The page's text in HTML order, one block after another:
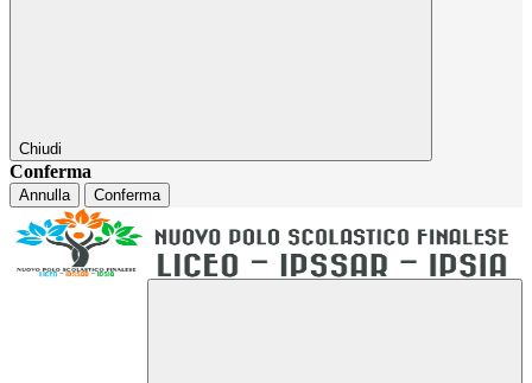
Chiudi
Conferma
Annulla Conferma